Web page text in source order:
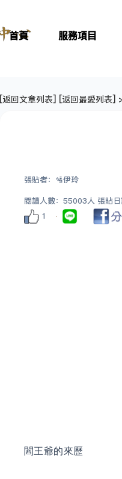
首頁 服務項目
[返回文章列表] [返回最愛列表]
張貼者：🛂伊玲
閱讀人數：55003人 張貼
1
閻王爺的來歷